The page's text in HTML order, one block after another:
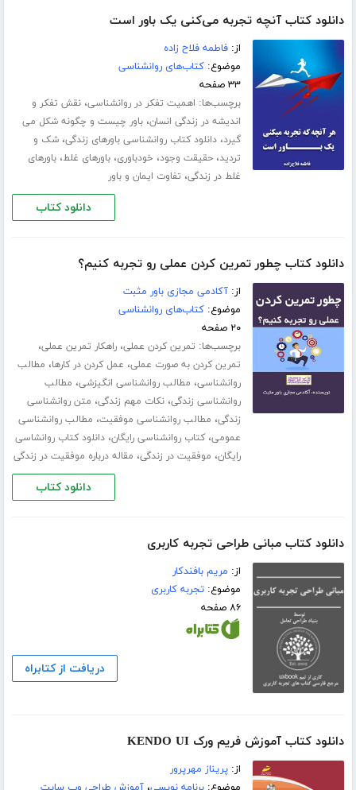
دانلود کتاب آنچه تجربه می‌کنی یک باور است
از:فاطمه فلاح زاده
موضوع:کتاب‌های روانشناسی
۳۳ صفحه
برچسب‌ها: اهمیت تفکر در روانشناسی،نقش تفکر و
اندیشه در زندگی انسان،باور چیست و چگونه شکل می
گیرد،دانلود کتاب روانشناسی باورهای زندگی،شک و
تردید،حقیقت وجود، خودباوری،باورهای غلط،باورهای
غلط در زندگی، تفاوت ایمان و باور
دانلود کتاب
دانلود کتاب چطور تمرین کردن عملی رو تجربه کنیم؟
از:آکادمی مجازی باور مثبت
موضوع:کتاب‌های روانشناسی
۲۰ صفحه
برچسب‌ها: تمرین کردن عملی،راهکار تمرین عملی،
تمرین کردن به صورت عملی، عمل کردن در کارها، مطالب
روانشناسی، مطالب روانشناسی انگیزشی، مطالب
روانشناسی زندگی،نکات مهم زندگی، متن روانشناسی
زندگی، مطالب روانشناسی موفقیت، مطالب روانشناسی
عمومی،کتاب روانشناسی رایگان،دانلود کتاب روانشاسی
رایگان، موفقیت در زندگی، مقاله درباره موفقیت در زندگی
دانلود کتاب
دانلود کتاب مبانی طراحی تجربه کاربری
از: مریم بافندکار
موضوع:تجربه کاربری
۸۶ صفحه
دریافت از کتابراه
دانلود کتاب آموزش فریم ورک KENDO UI
از:پریناز مهرپرور